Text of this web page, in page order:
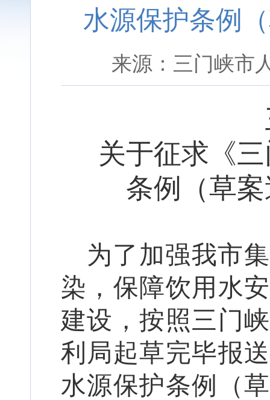
水源保护条例
来源：三门峡市
关于征求《
条例
（草
为了加强我市
染，保障饮用水
建设，按照三门
利局起草完毕报
水源保护条例（